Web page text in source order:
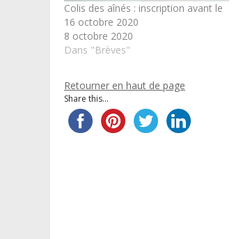
Colis des aînés : inscription avant le
16 octobre 2020
8 octobre 2020
Dans "Brèves"
Retourner en haut de page
Share this...